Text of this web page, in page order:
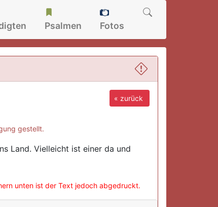
Psalmen Fotos
« zurück
gestellt.
Land. Vielleicht ist einer da und
unten ist der Text jedoch abgedruckt.